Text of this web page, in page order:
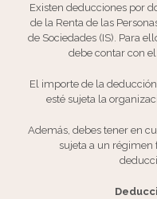
Existen deducciones por
de la Renta de las
de Sociedades (IS). Para
debe contar con
El importe de la
esté sujeta la
Además, debes tener en
sujeta a un régimen